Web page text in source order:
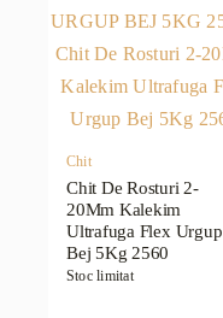
Chit
Chit De Rosturi 2-
20Mm Kalekim
Ultrafuga Flex Urgup
Bej 5Kg 2560
Stoc limitat